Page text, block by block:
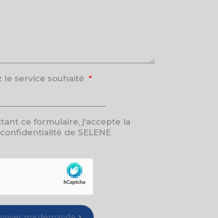
le service souhaité
ce formulaire, j'accepte la
de SELENE